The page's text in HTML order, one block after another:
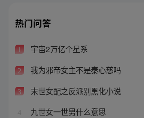
热门问答
1 宇宙2万亿个星系
2 我为邪帝女主不是秦心慈吗
3 末世女配之反派别黑化小说
4 九世女一世男什么意思